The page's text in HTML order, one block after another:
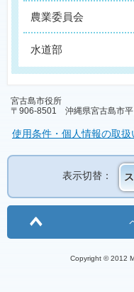
農業委員会
水道部
宮古島市役所
〒906-8501 沖縄県宮古島市平
使用条件・個人情報の取扱
表示切替：
Copyright © 2012